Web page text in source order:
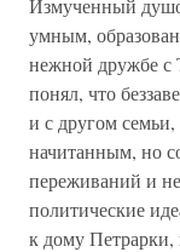
Измученный
умным,
нежной дружбе с
понял, что
и с другом
начитанным, но
переживаний и
политические
к дому Петрарки,